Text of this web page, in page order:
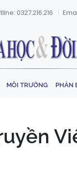
0327.216.216
MÔI TRƯỜNG PHẢN